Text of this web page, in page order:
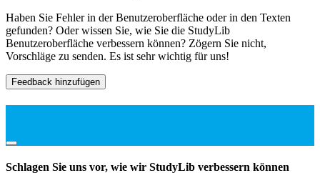
Haben Sie Fehler in der Benutzeroberfläche oder in den Texten
gefunden? Oder wissen Sie, wie Sie die StudyLib
Benutzeroberfläche verbessern können? Zögern Sie nicht,
Vorschläge zu senden. Es ist sehr wichtig für uns!
Feedback hinzufügen
Schlagen Sie uns vor, wie wir StudyLib verbessern können